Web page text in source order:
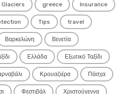
Glaciers greece Insurance
Tips travel
Βαρκελώνη Βενετία
Ελλάδα Εξωτικό Ταξίδι
Κρουαζιέρα Πάσχα
Φεστιβάλ Χριστούγεννα